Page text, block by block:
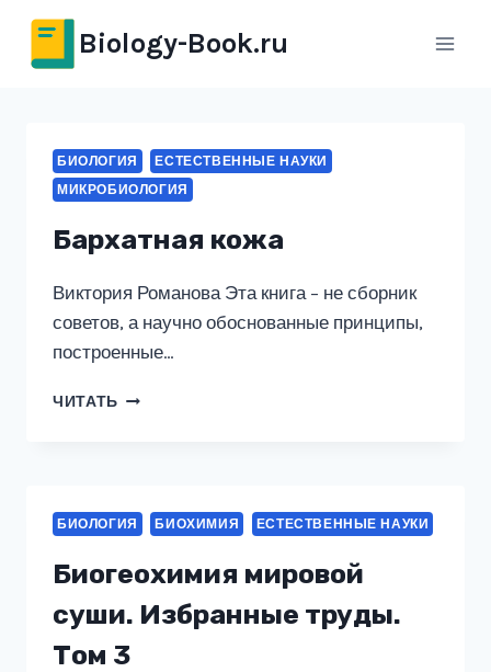
Перейти
содержимому
Biology-Book.ru
БИОЛОГИЯ
ЕСТЕСТВЕННЫЕ НАУКИ
МИКРОБИОЛОГИЯ
Бархатная кожа
Виктория Романова Эта книга – не сборник
советов, а научно обоснованные принципы,
построенные…
ЧИТАТЬ БАРХАТНАЯ
БИОЛОГИЯ БИОХИМИЯ ЕСТЕСТВЕННЫЕ НАУКИ
Биогеохимия мировой
суши. Избранные труды.
Том 3